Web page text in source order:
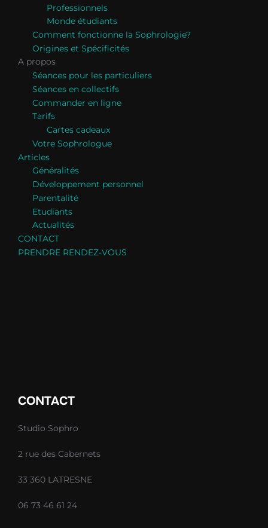
Professionnels
Monde étudiants
Comment fonctionne la Sophrologie?
Origines et Spécificités
A propos
Séances pour les particuliers
Séances en collectifs
Commander en ligne
Tarifs
Cartes cadeaux
Votre Sophrologue
Articles
Généralités
Développement personnel
Parentalité
Etudiants
Actualités
CONTACT
PRENDRE RENDEZ-VOUS
CONTACT
Studio Sophro
2 rue des Cabernets
33 360 LATRESNE
06 73 46 61 24